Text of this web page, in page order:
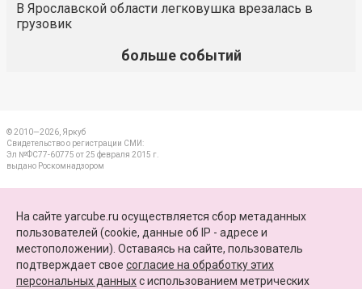
В Ярославской области легковушка врезалась в
грузовик
больше событий
© 2010—2026, Яркуб
Свидетельство о регистрации СМИ:
Эл №ФС77-60775 от 25 февраля 2015 г.
выдано Роскомнадзором
ПАРТНЕРЫ
КАРТА САЙТА
На сайте yarcube.ru осуществляется сбор метаданных
пользователей (cookie, данные об IP - адресе и
местоположении). Оставаясь на сайте, пользователь
подтверждает свое согласие на обработку этих
персональных данныхc использованием метрических